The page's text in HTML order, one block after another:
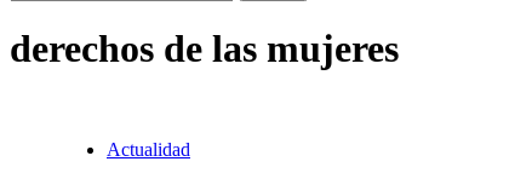
derechos de las mujeres
Actualidad